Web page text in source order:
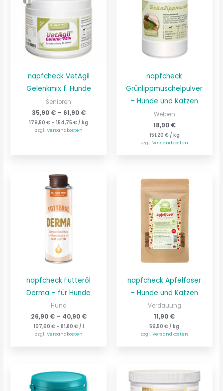
napfcheck VetAgil
Gelenkmix f. Hunde
Senioren
35,90 €– 61,90 €
179,50€ –154,75€ / kg
zzgl. Versandkosten
napfcheck
Grünlippmuschelpulver
– Hunde und Katzen
Welpen
18,90 €
151,20 € / kg
zzgl.Versandkosten
napfcheck Futteröl
Derma – für Hunde
Hund
26,90 €– 40,90 €
107,60 € – 81,80 € /
zzgl. Versandkosten
napfcheck Apfelfaser
– Hunde und Katzen
Verdauung
11,90 €
59,50€ / kg
zzgl.Versandkosten